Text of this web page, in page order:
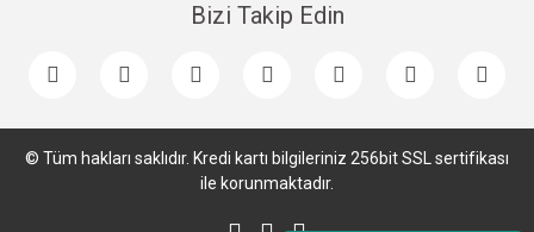
Bizi Takip Edin
© Tüm hakları saklıdır. Kredi kartı bilgileriniz 256bit SSL sertifikası
ile korunmaktadır.